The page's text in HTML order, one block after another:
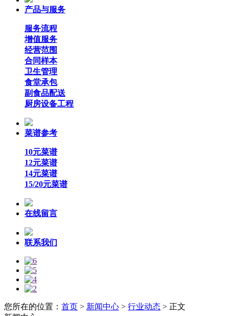
产品与服务
服务流程
增值服务
经营范围
合同样本
卫生管理
食堂承包
副食品配送
厨房设备工程
菜谱参考
10元菜谱
12元菜谱
14元菜谱
15/20元菜谱
在线留言
联系我们
您所在的位置： 首页 > 新闻中心 > 行业动态 > 正文